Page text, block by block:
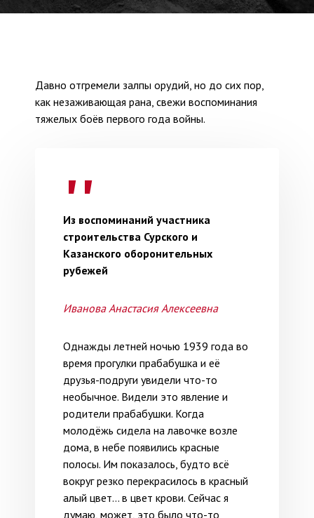
Давно отгремели залпы орудий, но до сих пор,
как незаживающая рана, свежи воспоминания
тяжелых боёв первого года войны.
Из воспоминаний участника
строительства Сурского и
Казанского оборонительных
рубежей
Иванова Анастасия Алексеевна
Однажды летней ночью 1939 года во
время прогулки прабабушка и её
друзья-подруги увидели что-то
необычное. Видели это явление и
родители прабабушки. Когда
молодёжь сидела на лавочке возле
дома, в небе появились красные
полосы. Им показалось, будто всё
вокруг резко перекрасилось в красный
алый цвет… в цвет крови. Сейчас я
думаю, может, это было что-то